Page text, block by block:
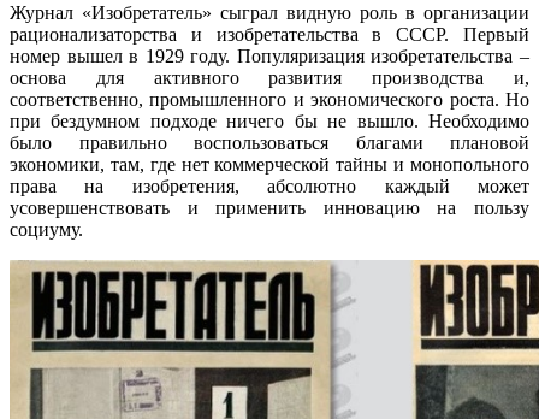
Журнал «Изобретатель» сыграл видную роль в организации
рационализаторства и изобретательства в СССР. Первый
номер вышел в 1929 году. Популяризация изобретательства –
основа для активного развития производства и,
соответственно, промышленного и экономического роста. Но
при бездумном подходе ничего бы не вышло. Необходимо
было правильно воспользоваться благами плановой
экономики, там, где нет коммерческой тайны и монопольного
права на изобретения, абсолютно каждый может
усовершенствовать и применить инновацию на пользу
социуму.